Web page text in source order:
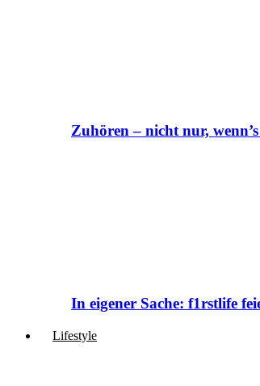
Zuhören – nicht nur,
In eigener Sache: f1rstlife
Lifestyle